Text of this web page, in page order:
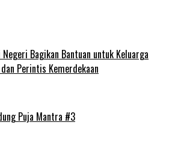
Bagikan Bantuan untuk Keluarga
Perintis Kemerdekaan
Puja Mantra #3